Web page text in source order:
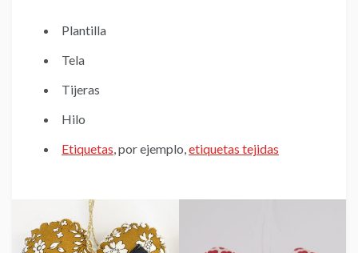
Plantilla
Tela
Tijeras
Hilo
Etiquetas, por ejemplo,etiquetas tejidas